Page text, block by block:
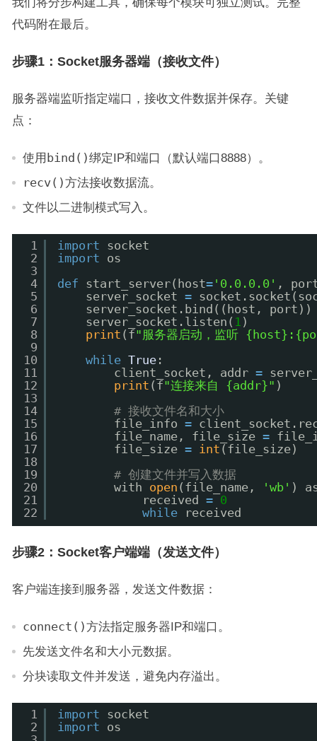
代码附在最后。
步骤1：Socket服务器端（接收文件）
服务器端监听指定端口，接收文件数据并保存。关键
点：
使用 bind()绑定IP和端口（默认端口8888）。
recv()方法接收数据流。
文件以二进制模式写入。
1
2
3
4
5
6
7
8
9
10
11
12
13
14
15
16
17
18
19
20
21
22
import
socket
import
os
def
start_server(host= '0.0.0.0' ,
server_socket =
server_socket.bind((host, port))
server_socket.listen( 1 )
print (f"服务器启动，监听
while True :
client_socket, addr =
print (f"连接来自 {addr}" )
# 接收文件名和大小
file_info =
file_name, file_size =
file_size = int (file_size)
# 创建文件并写入数据
with open (file_name, 'wb' )
received = 0
while
received
步骤2：Socket客户端端（发送文件）
客户端连接到服务器，发送文件数据：
connect()方法指定服务器IP和端口。
先发送文件名和大小元数据。
分块读取文件并发送，避免内存溢出。
1
2
import
socket
import
os